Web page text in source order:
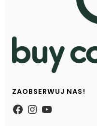
ZAOBSERWUJ NAS!
https://
Instagram
YouTube